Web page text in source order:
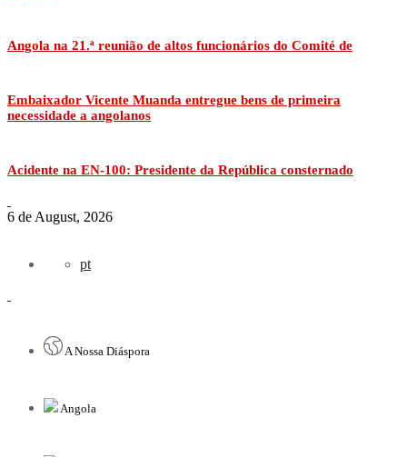
Angola na 21.ª reunião de altos funcionários do Comité de
Embaixador Vicente Muanda entregue bens de primeira
necessidade a angolanos
Acidente na EN-100: Presidente da República consternado
6 de August, 2026
pt
A Nossa Diáspora
Angola